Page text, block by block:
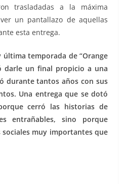
trasladadas a la máxima
un pantallazo de aquellas
esta entrega.
última temporada de “Orange
darle un final propicio a una
durante tantos años con sus
Una entrega que se dotó
cerró las historias de
entrañables, sino porque
muy importantes que